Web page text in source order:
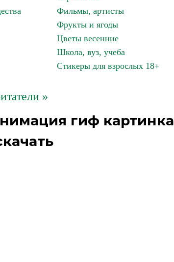
Фильмы, артисты
Фрукты и ягоды
Цветы весенние
Школа, вуз, учеба
Стикеры для взрослых 18+
»
гиф картинка